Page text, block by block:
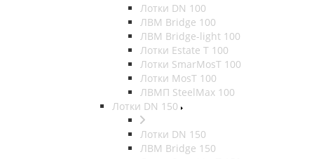
Лотки DN 100
ЛВМ Bridge 100
ЛВМ Bridge-light 100
Лотки Estate T 100
Лотки SmarMosT 100
Лотки MosT 100
ЛВМП SteelMax 100
Лотки DN 150
Лотки DN 150
ЛВМ Bridge 150